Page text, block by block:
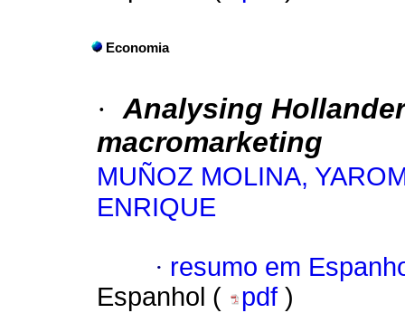
Economia
· Analysing
macromarketing
MUÑOZ MOLINA,
ENRIQUE
· resumo em
Espanhol (
pdf )